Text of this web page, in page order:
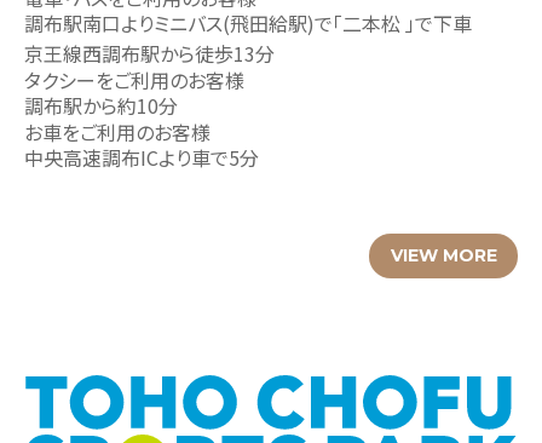
調布駅南口よりミニバス(飛田給駅)で「二本松 」で下車
京王線西調布駅から徒歩13分
タクシーをご利用のお客様
調布駅から約10分
お車をご利用のお客様
中央高速調布ICより車で5分
VIEW MORE